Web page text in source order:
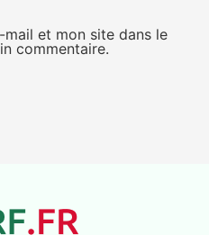
et mon site dans le
commentaire.